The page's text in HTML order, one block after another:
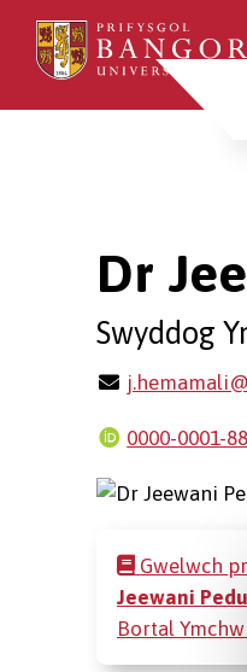
Sgipiwch
gynnwys
Main
Dr
Swyddog
0000-0001-
Gwelwch
Jeewani
Bortal